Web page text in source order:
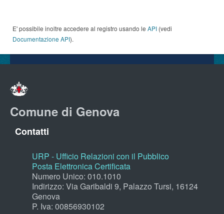
E' possibile inoltre accedere al registro usando le API (vedi
Documentazione API).
Comune di Genova
Contatti
URP - Ufficio Relazioni con il Pubblico
Posta Elettronica Certificata
Numero Unico: 010.1010
Indirizzo: Via Garibaldi 9, Palazzo Tursi, 16124
Genova
P. Iva: 00856930102